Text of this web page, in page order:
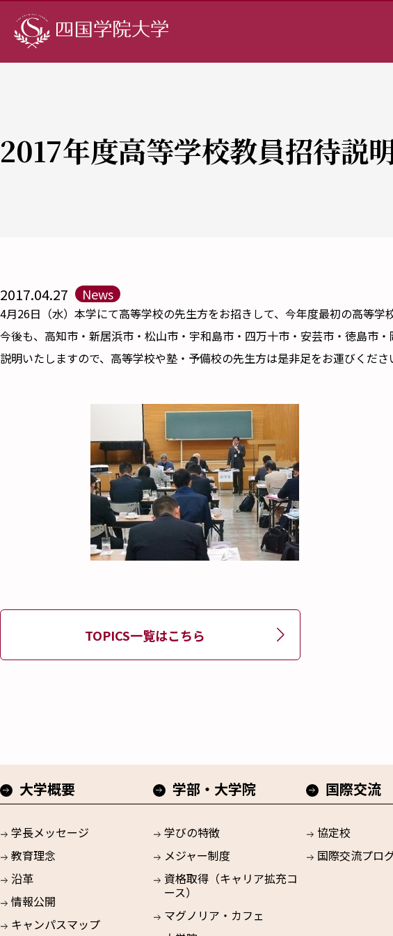
2017年度高等学校教員招待説
2017.04.27 News
4月26日（水）本学にて高等学校の先生方をお招きして、今年度最初の高等学
今後も、高知市・新居浜市・松山市・宇和島市・四万十市・安芸市・徳島市
説明いたしますので、高等学校や塾・予備校の先生方は是非足をお運びくださ
TOPICS一覧はこちら
大学概要
学長メッセージ
教育理念
沿革
情報公開
キャンパスマップ
学部・大学院
学びの特徴
メジャー制度
資格取得（キャリア拡充コ
ース）
マグノリア・カフェ
国際交流
協定校
国際交流プロ